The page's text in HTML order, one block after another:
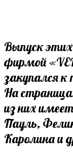
Выпуск этих
фирмой
закупался к
На
из них
Пауль,
Каролина и